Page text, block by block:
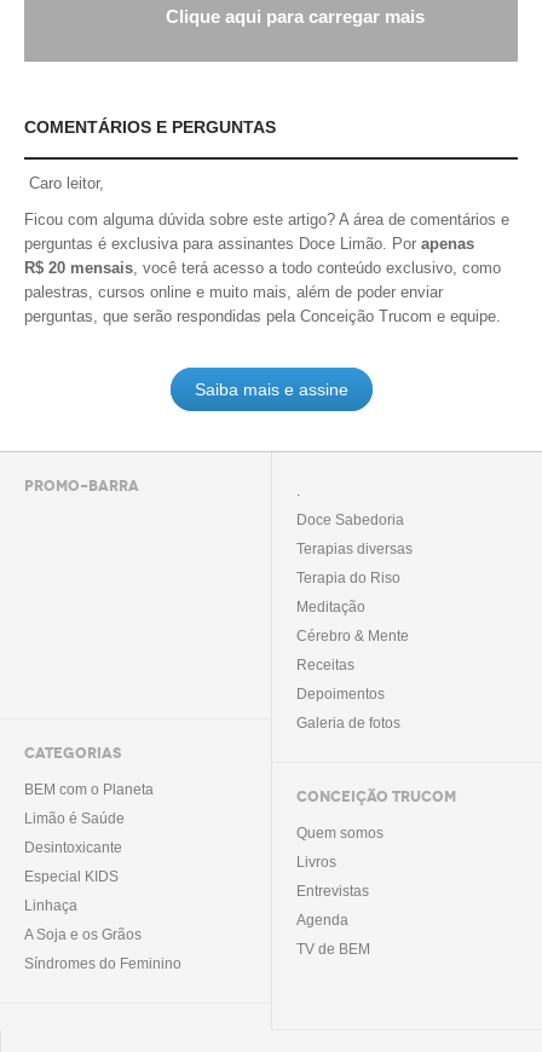
Clique aqui para carregar mais
COMENTÁRIOS E PERGUNTAS
Caro leitor,
Ficou com alguma dúvida sobre este artigo? A área de comentários e
perguntas é exclusiva para assinantes Doce Limão. Por apenas
R$ 20 mensais, você terá acesso a todo conteúdo exclusivo, como
palestras, cursos online e muito mais, além de poder enviar
perguntas, que serão respondidas pela Conceição Trucom e equipe.
Saiba mais e assine
PROMO-BARRA
CATEGORIAS
BEM com o Planeta
Limão é Saúde
Desintoxicante
Especial KIDS
Linhaça
A Soja e os Grãos
Síndromes do Feminino
.
Doce Sabedoria
Terapias diversas
Terapia do Riso
Meditação
Cérebro & Mente
Receitas
Depoimentos
Galeria de fotos
CONCEIÇÃO TRUCOM
Quem somos
Livros
Entrevistas
Agenda
TV de BEM